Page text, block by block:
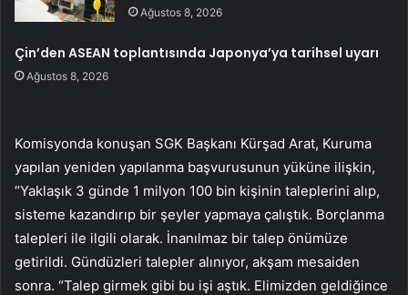
Ağustos 8, 2026
Çin’den ASEAN toplantısında Japonya’ya tarihsel uyarı
Ağustos 8, 2026
Komisyonda konuşan SGK Başkanı Kürşad Arat, Kuruma
yapılan yeniden yapılanma başvurusunun yüküne ilişkin,
“Yaklaşık 3 günde 1 milyon 100 bin kişinin taleplerini alıp,
sisteme kazandırıp bir şeyler yapmaya çalıştık. Borçlanma
talepleri ile ilgili olarak. İnanılmaz bir talep önümüze
getirildi. Gündüzleri talepler alınıyor, akşam mesaiden
sonra. “Talep girmek gibi bu işi aştık. Elimizden geldiğince